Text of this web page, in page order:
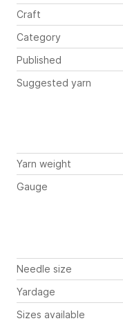
Craft
Category
Published
Suggested yarn
Yarn weight
Gauge
Needle size
Yardage
Sizes available